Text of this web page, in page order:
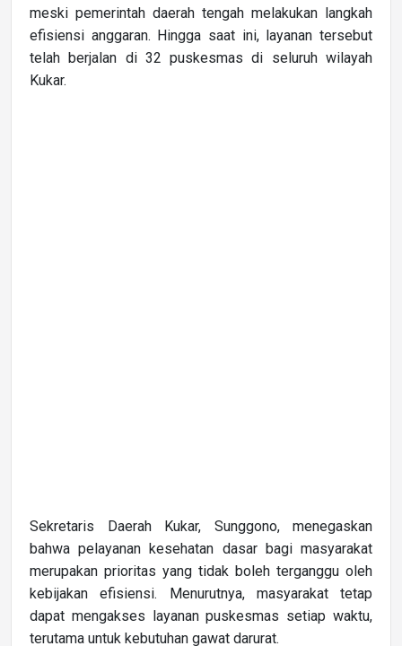
meski pemerintah daerah tengah melakukan langkah
efisiensi anggaran. Hingga saat ini, layanan tersebut
telah berjalan di 32 puskesmas di seluruh wilayah
Kukar.
Sekretaris Daerah Kukar, Sunggono, menegaskan
bahwa pelayanan kesehatan dasar bagi masyarakat
merupakan prioritas yang tidak boleh terganggu oleh
kebijakan efisiensi. Menurutnya, masyarakat tetap
dapat mengakses layanan puskesmas setiap waktu,
terutama untuk kebutuhan gawat darurat.